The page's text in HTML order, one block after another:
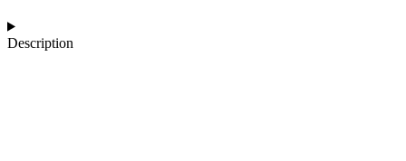
Description